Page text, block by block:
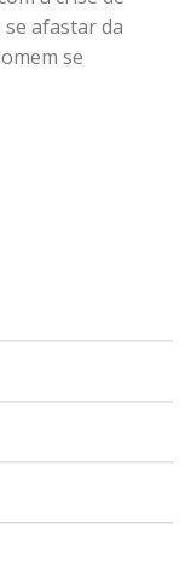
afastar da
se